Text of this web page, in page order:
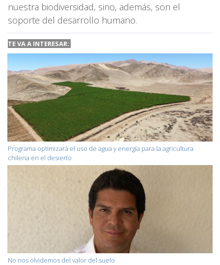
nuestra biodiversidad, sino, además, son el
soporte del desarrollo humano.
TE VA A INTERESAR:
Programa optimizará el uso de agua y energía para la agricultura
chilena en el desierto
No nos olvidemos del valor del suelo